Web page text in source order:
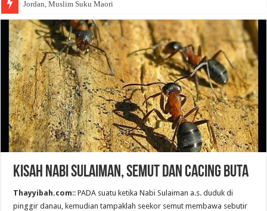
Jordan, Muslim Suku Maori
Kisah Nabi Sulaiman, Semut dan Cacing Buta
Thayyibah.com:: PADA suatu ketika Nabi Sulaiman a.s. duduk di
pinggir danau, kemudian tampaklah seekor semut membawa sebutir